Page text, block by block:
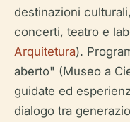
destinazioni
concerti, teatro e
Arquitetura).
aberto" (Museo a
guidate ed
dialogo tra